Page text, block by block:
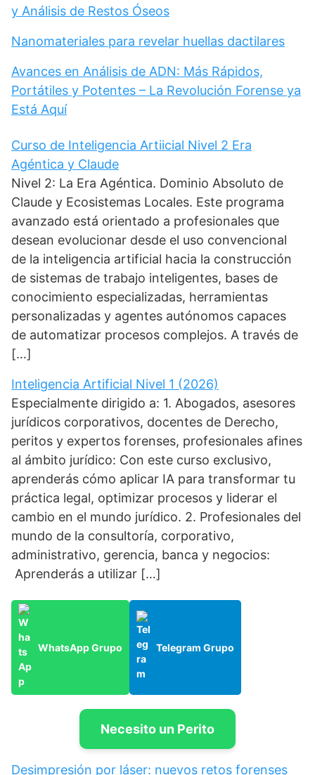
y Análisis de Restos Óseos
Nanomateriales para revelar huellas dactilares
Avances en Análisis de ADN: Más Rápidos,
Portátiles y Potentes – La Revolución Forense ya
Está Aquí
Curso de Inteligencia Artiicial Nivel 2 Era
Agéntica y Claude
Nivel 2: La Era Agéntica. Dominio Absoluto de
Claude y Ecosistemas Locales. Este programa
avanzado está orientado a profesionales que
desean evolucionar desde el uso convencional
de la inteligencia artificial hacia la construcción
de sistemas de trabajo inteligentes, bases de
conocimiento especializadas, herramientas
personalizadas y agentes autónomos capaces
de automatizar procesos complejos. A través de
[…]
Inteligencia Artificial Nivel 1 (2026)
Especialmente dirigido a: 1. Abogados, asesores
jurídicos corporativos, docentes de Derecho,
peritos y expertos forenses, profesionales afines
al ámbito jurídico: Con este curso exclusivo,
aprenderás cómo aplicar IA para transformar tu
práctica legal, optimizar procesos y liderar el
cambio en el mundo jurídico. 2. Profesionales del
mundo de la consultoría, corporativo,
administrativo, gerencia, banca y negocios:
Aprenderás a utilizar […]
WhatsApp Grupo Telegram Grupo
Necesito un Perito
Desimpresión por láser: nuevos retos forenses